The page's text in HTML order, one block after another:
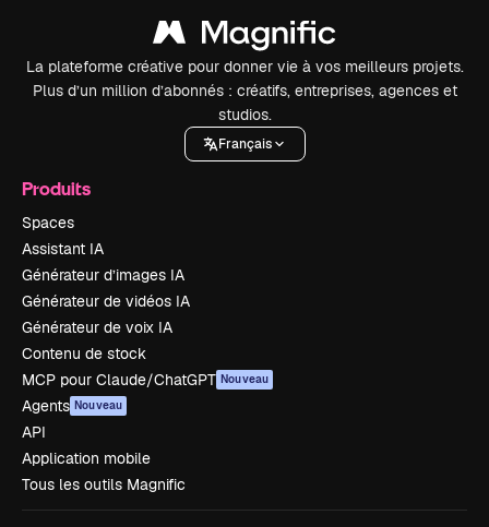
La plateforme créative pour donner vie à vos meilleurs projets.
Plus d’un million d’abonnés : créatifs, entreprises, agences et
studios.
Français
Produits
Spaces
Assistant IA
Générateur d’images IA
Générateur de vidéos IA
Générateur de voix IA
Contenu de stock
MCP pour Claude/ChatGPT Nouveau
Agents Nouveau
API
Application mobile
Tous les outils Magnific